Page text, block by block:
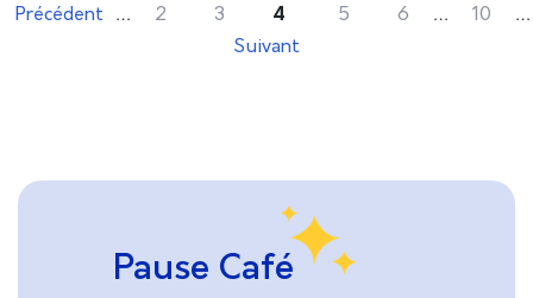
Précédent … 2 3 4 5 6 … 10 …
Suivant
Pause Café